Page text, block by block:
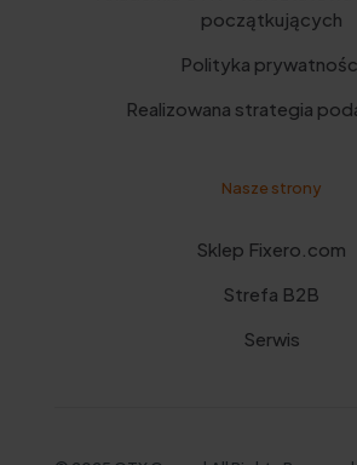
początkujących
Polityka
Realizowana strategia
Nasze strony
Sklep Fixero.com
Strefa B2B
Serwis